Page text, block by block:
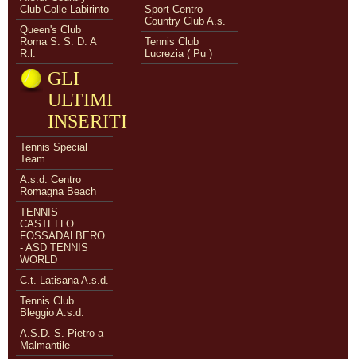
Club Colle Labirinto
Queen's Club
Roma S. S. D. A
R.l.
Sport Centro
Country Club A.s.
Tennis Club
Lucrezia ( Pu )
GLI
ULTIMI
INSERITI
Tennis Special
Team
A.s.d. Centro
Romagna Beach
TENNIS
CASTELLO
FOSSADALBERO
- ASD TENNIS
WORLD
C.t. Latisana A.s.d.
Tennis Club
Bleggio A.s.d.
A.S.D. S. Pietro a
Malmantile